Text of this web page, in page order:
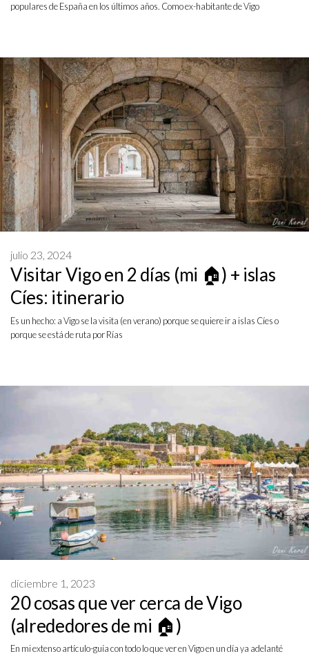
populares de España en los últimos años. Como ex-habitante de Vigo
Visitar Vigo en 2 días (mi 🏠) + islas
Cíes: itinerario
julio 23, 2024
Es un hecho: a Vigo se la visita (en verano) porque se quiere ir a islas Cíes o
porque se está de ruta por Rías
20 cosas que ver cerca de Vigo
(alrededores de mi 🏠)
diciembre 1, 2023
En mi extenso artículo-guía con todo lo que ver en Vigo en un día ya adelanté